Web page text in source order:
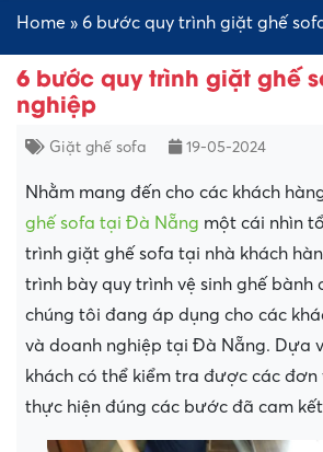
Home » 6 bước quy trình giặt ghế
6 bước quy trình giặt ghế
nghiệp
Giặt ghế sofa 19-05-2024
Nhằm mang đến cho các khách
ghế sofa tại Đà Nẵng một cái nhìn
trình giặt ghế sofa tại nhà khách
trình bày quy trình vệ sinh ghế bành
chúng tôi đang áp dụng cho các
và doanh nghiệp tại Đà Nẵng. Dựa
khách có thể kiểm tra được các đơn
thực hiện đúng các bước đã cam